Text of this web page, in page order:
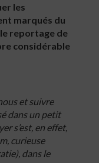
les
marqués du
le reportage de
considérable
etsuivre
dans un petit
s’est, en effet,
, curieuse
), dans le